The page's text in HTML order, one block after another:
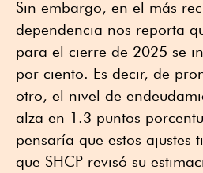
Sin embargo, en el más
dependencia nos reporta
para el cierre de 2025 se
por ciento. Es decir, de
otro, el nivel de
alza en 1.3 puntos
pensaría que estos ajustes
que SHCP revisó su